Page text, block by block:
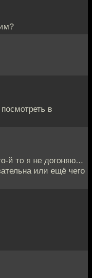
в
й то я не догоняю...
или ещё чего